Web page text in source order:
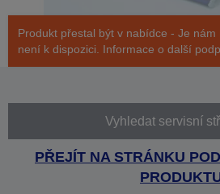
Produkt přestal být v nabídce - Je
není k dispozici. Informace o další
Vyhledat servisní
PŘEJÍT NA STRÁNKU